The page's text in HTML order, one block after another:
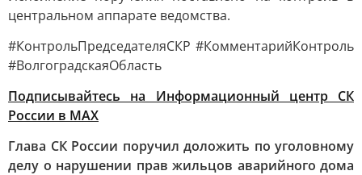
центральном аппарате ведомства.
#КонтрольПредседателяСКР #КомментарийКонтроль
#ВолгоградскаяОбласть
Подписывайтесь на Информационный центр СК
России в MAХ
Глава СК России поручил доложить по уголовному
делу о нарушении прав жильцов аварийного дома